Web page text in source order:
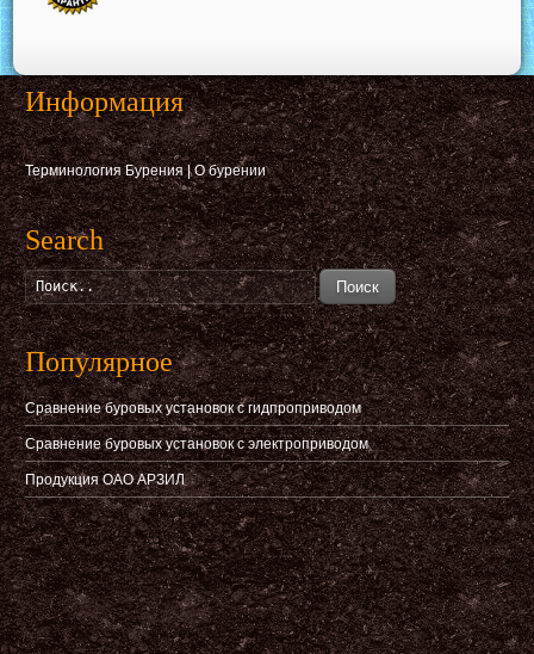
Информация
Терминология Бурения|О бурении
Search
Поиск
Популярное
Сравнение буровых установок с гидпроприводом
Сравнение буровых установок с электроприводом
Продукция ОАО АРЗИЛ